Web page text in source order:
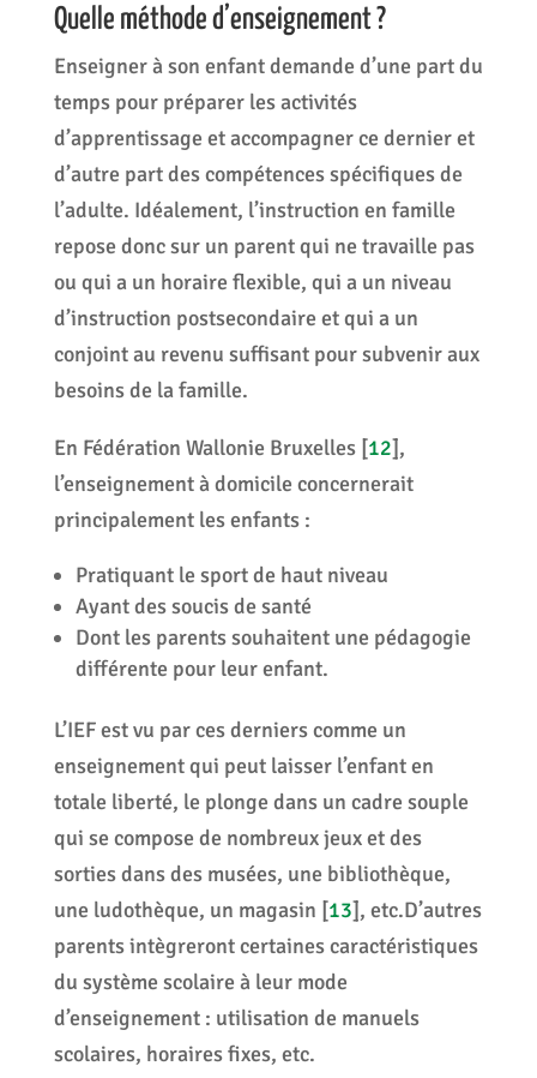
Quelle méthode d’enseignement ?
Enseigner à son enfant demande d’une part du
temps pour préparer les activités
d’apprentissage et accompagner ce dernier et
d’autre part des compétences spécifiques de
l’adulte. Idéalement, l’instruction en famille
repose donc sur un parent qui ne travaille pas
ou qui a un horaire flexible, qui a un niveau
d’instruction postsecondaire et qui a un
conjoint au revenu suffisant pour subvenir aux
besoins de la famille.
En Fédération Wallonie Bruxelles[12],
l’enseignement à domicile concernerait
principalement les enfants :
Pratiquant le sport de haut niveau
Ayant des soucis de santé
Dont les parents souhaitent une pédagogie
différente pour leur enfant.
L’IEF est vu par ces derniers comme un
enseignement qui peut laisser l’enfant en
totale liberté, le plonge dans un cadre souple
qui se compose de nombreux jeux et des
sorties dans des musées, une bibliothèque,
une ludothèque, un magasin [13], etc.D’autres
parents intègreront certaines caractéristiques
du système scolaire à leur mode
d’enseignement : utilisation de manuels
scolaires, horaires fixes, etc.